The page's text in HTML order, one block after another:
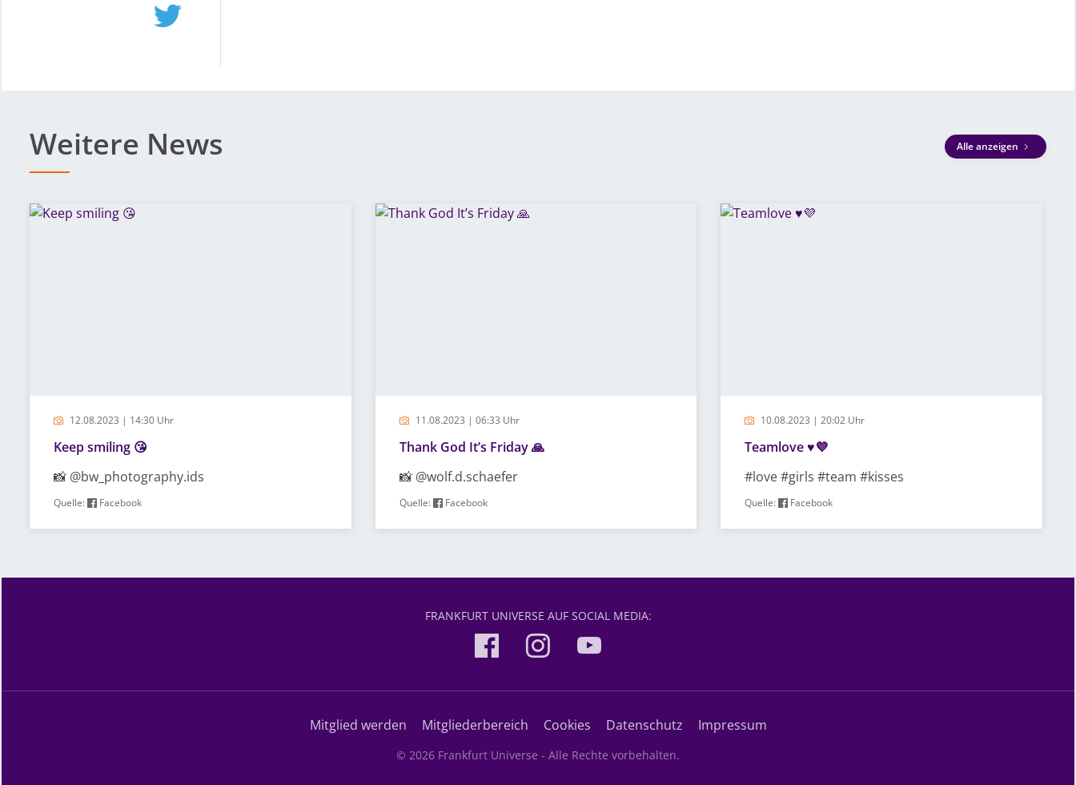
Weitere News Alle anzeigen
12.08.2023 | 14:30 Uhr
Keep smiling 😘
📸 @bw_photography.ids
Quelle: Facebook
11.08.2023 | 06:33 Uhr
Thank God It’s Friday 🙏
📸 @wolf.d.schaefer
Quelle: Facebook
10.08.2023 | 20:02 Uhr
Teamlove ♥️💜
#love #girls #team #kisses
Quelle: Facebook
FRANKFURT UNIVERSE AUF SOCIAL MEDIA:
Mitglied werden Mitgliederbereich Cookies Datenschutz Impressum
© 2026 Frankfurt Universe - Alle Rechte vorbehalten.